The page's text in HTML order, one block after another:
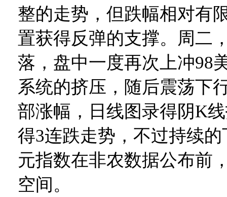
整的走势，但跌幅相对有
置获得反弹的支撑。周二
落，盘中一度再次上冲98
系统的挤压，随后震荡下
部涨幅，日线图录得阴K
得3连跌走势，不过持续
元指数在非农数据公布前
空间。